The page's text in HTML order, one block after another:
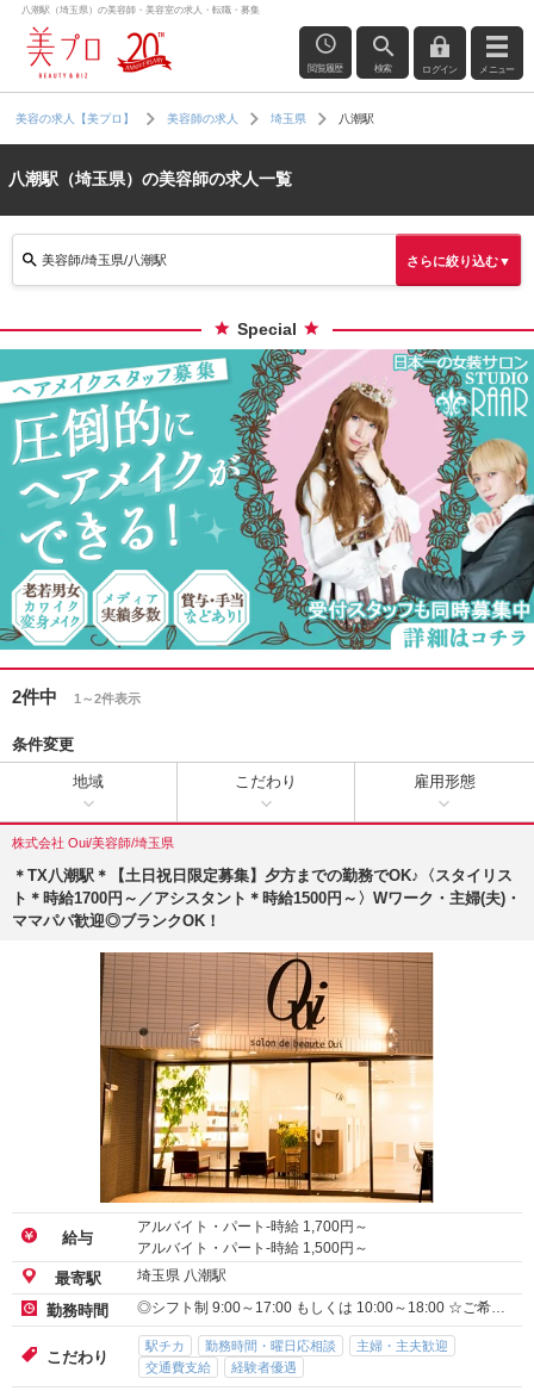
八潮駅（埼玉県）の美容師・美容室の求人・転職・募集
閲覧履歴 検索 ログイン メニュー
美容の求人【美プロ】 美容師の求人 埼玉県 八潮駅
八潮駅（埼玉県）の美容師の求人一覧
美容師/埼玉県/八潮駅 さらに絞り込む▼
Special
2件中 1～2件表示
条件変更
地域 こだわり 雇用形態
株式会社 Oui/美容師/埼玉県
＊TX八潮駅＊【土日祝日限定募集】夕方までの勤務でOK♪〈スタイリス
ト＊時給1700円～／アシスタント＊時給1500円～〉Wワーク・主婦(夫)・
ママパパ歓迎◎ブランクOK！
給与
アルバイト・パート-時給 1,700円～
アルバイト・パート-時給 1,500円～
最寄駅 埼玉県 八潮駅
勤務時間 ◎シフト制 9:00～17:00 もしくは 10:00～18:00 ☆ご希…
こだわり
駅チカ 勤務時間・曜日応相談
主婦・主夫歓迎
交通費支給
経験者優遇